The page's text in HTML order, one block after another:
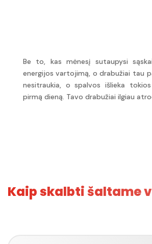
Be to, kas mėnesį sutaupysi
energijos vartojimą, o drabužiai tau
nesitraukia, o spalvos išlieka
pirmą dieną. Tavo drabužiai ilgiau
Kaip skalbti šaltame